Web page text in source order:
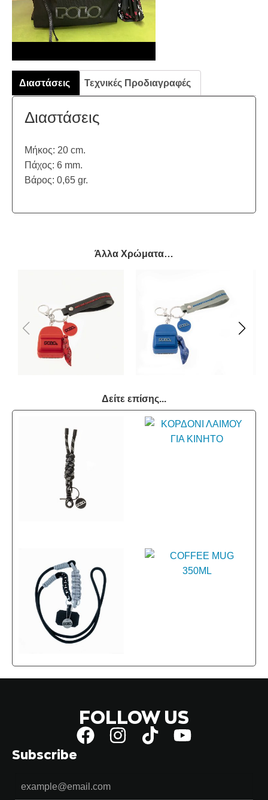
Διαστάσεις Τεχνικές Προδιαγραφές
Διαστάσεις
Μήκος: 20 cm.
Πάχος: 6 mm.
Βάρος: 0,65 gr.
Άλλα Χρώματα…
Δείτε επίσης...
FOLLOW US
Subscribe